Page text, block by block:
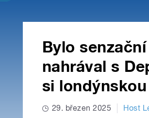
Bylo
nahrával s
si
29. březen 2025 Host